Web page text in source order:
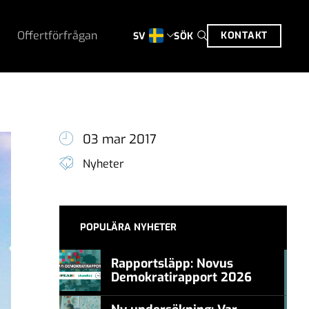
Offertförfrågan SV SÖK KONTAKT
03 mar 2017
Nyheter
POPULÄRA NYHETER
Rapportsläpp: Novus
Demokratirapport 2026